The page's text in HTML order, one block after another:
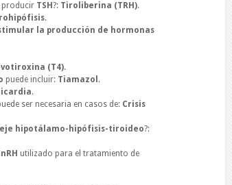
producir TSH ?: Tiroliberina (TRH).
.
la producción de hormonas
(T4).
puede incluir: Tiamazol .
.
ser necesaria en casos de: Crisis
eje hipotálamo-hipófisis-tiroideo?:
utilizado para el tratamiento de